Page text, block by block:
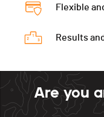
Flexible
Results
Are you